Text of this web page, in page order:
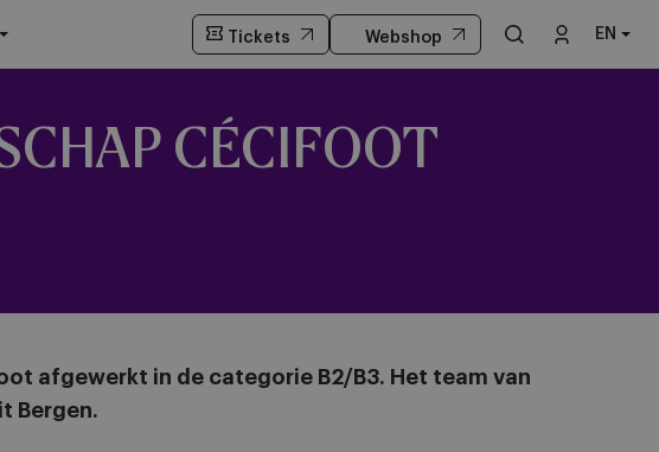
Tickets Webshop EN
CÉCIFOOT
afgewerkt in de categorie B2/B3. Het team van
Bergen.